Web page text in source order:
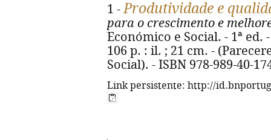
1 -Produtividade e
para o crescimento e
Económico e Social. - 1ª ed.
106 p. : il. ; 21 cm. -
Social). - ISBN 978-989-40-
Link persistente: http://